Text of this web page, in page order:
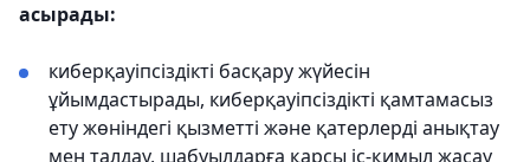
асырады:
киберқауіпсіздікті басқару жүйесін
ұйымдастырады, киберқауіпсіздікті қамтамасыз
ету жөніндегі қызметті және қатерлерді анықтау
мен талдау, шабуылдарға қарсы іс-қимыл жасау